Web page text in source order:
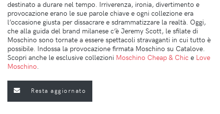
destinato a durare nel tempo. Irriverenza, ironia, divertimento e
provocazione erano le sue parole chiave e ogni collezione era
l’occasione giusta per dissacrare e sdrammatizzare la realtà. Oggi,
che alla guida del brand milanese c’è Jeremy Scott, le sfilate di
Moschino sono tornate a essere spettacoli stravaganti in cui tutto è
possibile. Indossa la provocazione firmata Moschino su Catalove.
Scopri anche le esclusive collezioni Moschino Cheap & Chic e Love
Moschino
Resta aggiornato